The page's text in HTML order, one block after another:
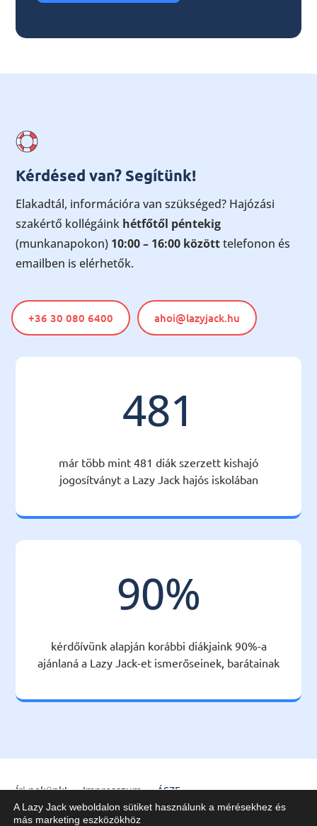
Kérdésed van? Segítünk!
Elakadtál, információra van szükséged? Hajózási
szakértő kollégáink hétfőtől péntekig
(munkanapokon) 10:00 – 16:00 közötttelefonon és
emailben is elérhetők.
+36 30 080 6400 ahoi@lazyjack.hu
481
már több mint 481 diák szerzett kishajó
jogosítványt a Lazy Jack hajós iskolában
90%
kérdőívünk alapján korábbi diákjaink 90%-a
ajánlaná a Lazy Jack-et ismerőseinek, barátainak
Írj nekünk! Impresszum
ÁSZF
Lazy Jack Kft. © 2020-2025
A Lazy Jack weboldalon sütiket használunk a mérésekhez és
más marketing eszközökhöz